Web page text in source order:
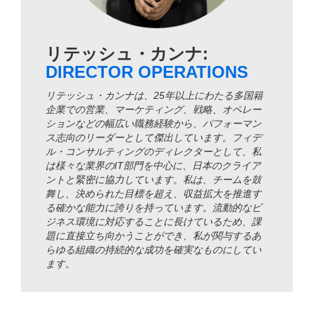
リテッシュ・カンナ:
DIRECTOR OPERATIONS
リテッシュ・カンナは、25年以上にわたる多国籍
企業での営業、マーケティング、戦略、オペレー
ションなどの幅広い職務経験から、パフォーマン
ス志向のリーダーとして傑出しています。フィデ
ル・コンサルティングのディレクターとして、私
は様々な業界のIT部門を中心に、日本のクライア
ントと緊密に協力しています。私は、チームを鼓
舞し、決められた目標を超え、収益拡大を推進す
る確かな能力に誇りを持っています。流動的なビ
ジネス環境に対応することに長けているため、課
題に直接立ち向かうことができ、私が関与するあ
らゆる組織の持続的な成功を確実なものにしてい
ます。